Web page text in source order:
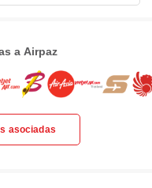
a Airpaz
asociadas